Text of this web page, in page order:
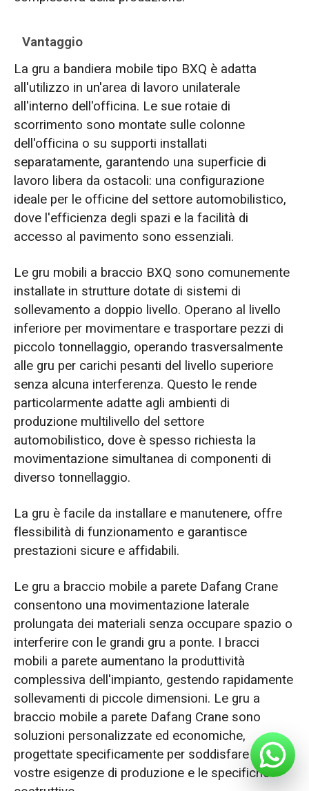
Vantaggio
La gru a bandiera mobile tipo BXQ è adatta
all'utilizzo in un'area di lavoro unilaterale
all'interno dell'officina. Le sue rotaie di
scorrimento sono montate sulle colonne
dell'officina o su supporti installati
separatamente, garantendo una superficie di
lavoro libera da ostacoli: una configurazione
ideale per le officine del settore automobilistico,
dove l'efficienza degli spazi e la facilità di
accesso al pavimento sono essenziali.
Le gru mobili a braccio BXQ sono comunemente
installate in strutture dotate di sistemi di
sollevamento a doppio livello. Operano al livello
inferiore per movimentare e trasportare pezzi di
piccolo tonnellaggio, operando trasversalmente
alle gru per carichi pesanti del livello superiore
senza alcuna interferenza. Questo le rende
particolarmente adatte agli ambienti di
produzione multilivello del settore
automobilistico, dove è spesso richiesta la
movimentazione simultanea di componenti di
diverso tonnellaggio.
La gru è facile da installare e manutenere, offre
flessibilità di funzionamento e garantisce
prestazioni sicure e affidabili.
Le gru a braccio mobile a parete Dafang Crane
consentono una movimentazione laterale
prolungata dei materiali senza occupare spazio o
interferire con le grandi gru a ponte. I bracci
mobili a parete aumentano la produttività
complessiva dell'impianto, gestendo rapidamente
sollevamenti di piccole dimensioni. Le gru a
braccio mobile a parete Dafang Crane sono
soluzioni personalizzate ed economiche,
progettate specificamente per soddisfare le
vostre esigenze di produzione e le specifiche